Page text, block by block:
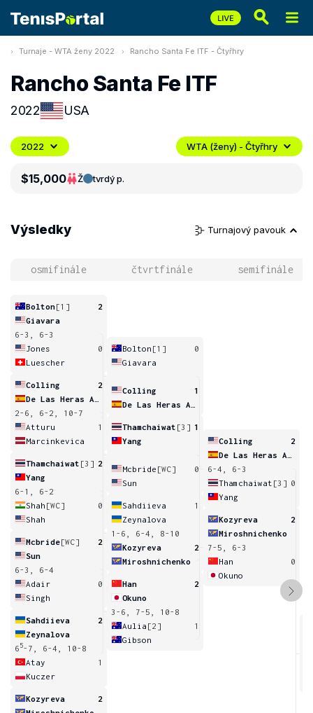
Turnaje - WTA ženy 2022 Rancho Santa Fe ITF - Čtyřhry
Rancho Santa Fe ITF
2022 USA
2022 WTA (ženy) - Čtyřhry
$15,000 Ž tvrdý p.
Výsledky Turnajový pavouk
osmifinále čtvrtfinále semifinále
Bolton[1]
2
Giavara
6-3, 6-3
Jones
0
Luescher
Colling
2
2-6, 6-2, 10-7
Atturu
1
Marcinkevica
Thamchaiwat [3] 2
Yang
6-1, 6-2
Shah [WC]
0
Shah
Mcbride[WC]
2
Sun
6-3, 6-4
Adair
0
Singh
Sahdiieva
2
Zeynalova
6 5-7, 6-4, 10-8
Atay
1
Kuczer
Kozyreva
2
Bolton [1]
0
Giavara
Colling
1
Thamchaiwat [3] 1
Yang
Mcbride [WC]
0
Sun
Sahdiieva
1
Zeynalova
1-6, 6-4, 8-10
Kozyreva
2
Miroshnichenko
Han
2
Okuno
3-6, 7-5, 10-8
Aulia [2]
1
Gibson
Colling
2
6-4, 6-3
Thamchaiwat [3] 0
Yang
Kozyreva
2
Miroshnichenko
7-5, 6-3
Han
0
Okuno